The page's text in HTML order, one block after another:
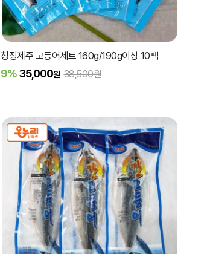
청정제주 고등어세트 160g/190g이상 10팩
9%35,000원 38,500원